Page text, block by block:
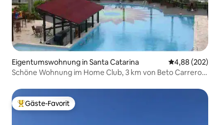
Eigentumswohnung in Santa Catarina
4,88 (202)
Schöne Wohnung im Home Club, 3 km von Beto Carrero
Beliebter Gäste-Favorit.
Gäste-Favorit